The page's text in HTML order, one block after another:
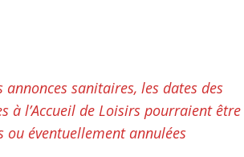
annonces sanitaires, les dates des
à l’Accueil de Loisirs pourraient être
ou éventuellement annulées